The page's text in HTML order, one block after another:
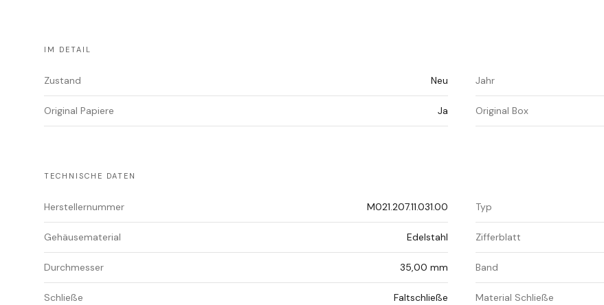
IM DETAIL
Zustand Neu Jahr
Original Papiere Ja Original Box
TECHNISCHE DATEN
Herstellernummer M021.207.11.031.00 Typ
Gehäusematerial Edelstahl Zifferblatt
Durchmesser 35,00 mm Band
Schließe Faltschließe Material Schließe